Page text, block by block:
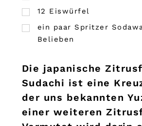
12 Eiswürfel
ein paar Spritzer
Belieben
Die japanische
Sudachi ist eine
der uns bekannten
einer weiteren